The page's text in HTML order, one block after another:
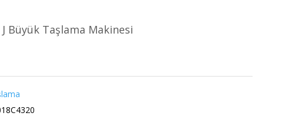
J Büyük Taşlama Makinesi